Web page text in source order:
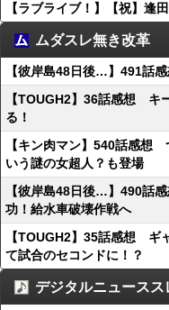
【ラブライブ！】【祝】逢
ムダスレ無き改革
【彼岸島48日後…】491話
【TOUGH2】36話感想 キ
る！
【キン肉マン】540話感想
いう謎の女超人？も登場
【彼岸島48日後…】490話
功！給水車破壊作戦へ
【TOUGH2】35話感想 ギ
て試合のセコンドに！？
デジタルニュースス